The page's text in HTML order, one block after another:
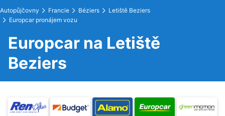
Autopůjčovny Francie Béziers
Letiště Beziers
Europcar pronájem vozu
Europcar na Letiště
Beziers